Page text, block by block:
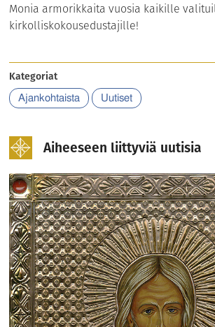
Monia armorikkaita vuosia kaikille
kirkolliskokousedustajille!
Kategoriat
Ajankohtaista Uutiset
Aiheeseen liittyviä uutisia